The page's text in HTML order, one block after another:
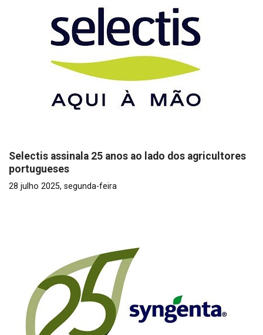
Selectis assinala 25 anos ao lado dos agricultores
portugueses
28 julho 2025, segunda-feira